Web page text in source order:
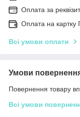
Оплата за
Оплата на картку
Всі умови оплати
Умови
Повернення товару
Всі умови